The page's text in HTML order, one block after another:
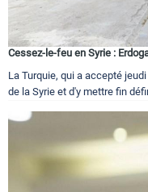
Cessez-le-feu en Syrie :
La Turquie, qui a accepté
de la Syrie et d'y mettre fin